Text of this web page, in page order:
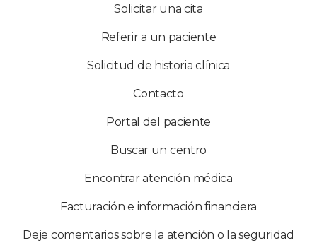
Solicitar una cita
Referir a un paciente
Solicitud de historia clínica
Contacto
Portal del paciente
Buscar un centro
Encontrar atención médica
Facturación e información financiera
Deje comentarios sobre la atención o la seguridad